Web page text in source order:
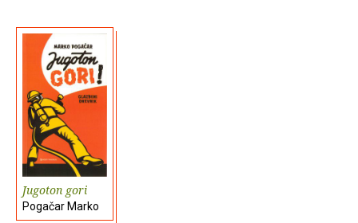
Jugoton gori
Pogačar Marko